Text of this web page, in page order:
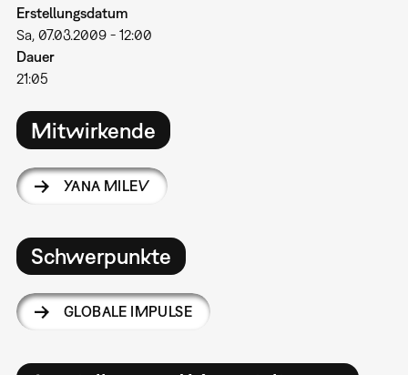
Erstellungsdatum
Sa, 07.03.2009 - 12:00
Dauer
21:05
Mitwirkende
YANA MILEV
Schwerpunkte
GLOBALE IMPULSE